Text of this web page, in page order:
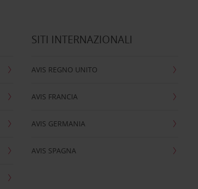
SITI INTERNAZIONALI
AVIS REGNO UNITO
AVIS FRANCIA
AVIS GERMANIA
AVIS SPAGNA